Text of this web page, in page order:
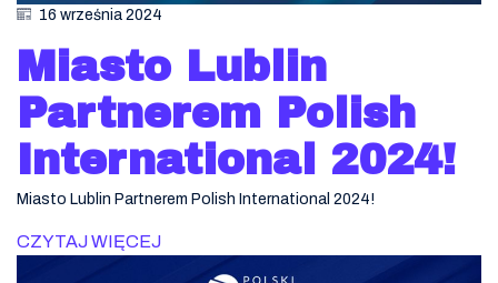
16 września 2024
Miasto Lublin
Partnerem Polish
International 2024!
Miasto Lublin Partnerem Polish International 2024!
CZYTAJ WIĘCEJ